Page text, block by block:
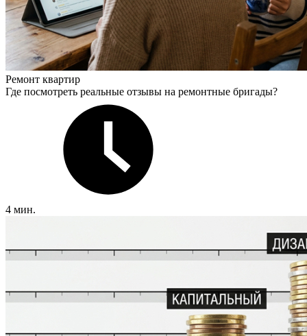
Ремонт квартир
Где посмотреть реальные отзывы на ремонтные бригады?
4 мин.